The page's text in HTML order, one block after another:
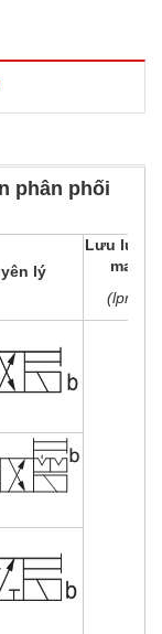
phân phối
lý
Lưu
max
(lpm)